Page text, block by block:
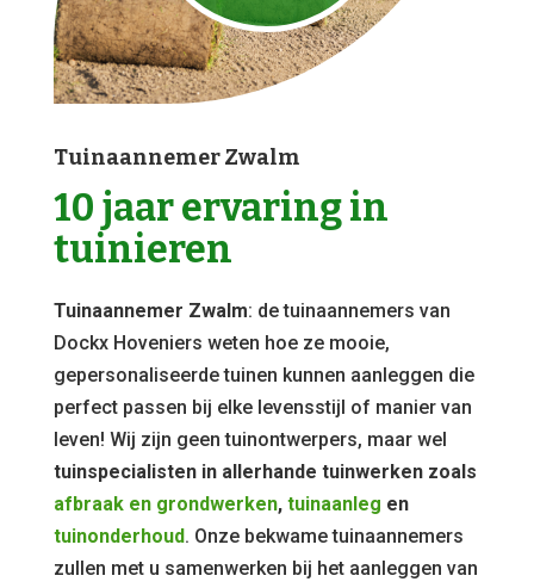
Tuinaannemer Zwalm
10 jaar ervaring in
tuinieren
Tuinaannemer Zwalm: de tuinaannemers van
Dockx Hoveniers weten hoe ze mooie,
gepersonaliseerde tuinen kunnen aanleggen die
perfect passen bij elke levensstijl of manier van
leven! Wij zijn geen tuinontwerpers, maar wel
tuinspecialisten in allerhande tuinwerken zoals
afbraak en grondwerken, tuinaanleg en
tuinonderhoud. Onze bekwame tuinaannemers
zullen met u samenwerken bij het aanleggen van